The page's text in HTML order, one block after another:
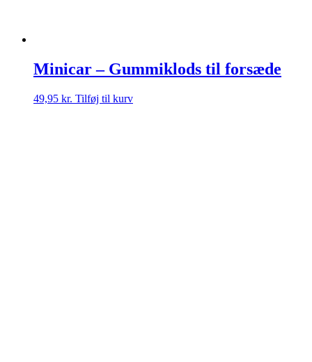
Minicar – Gummiklods til forsæde
49,95 kr. Tilføj til kurv